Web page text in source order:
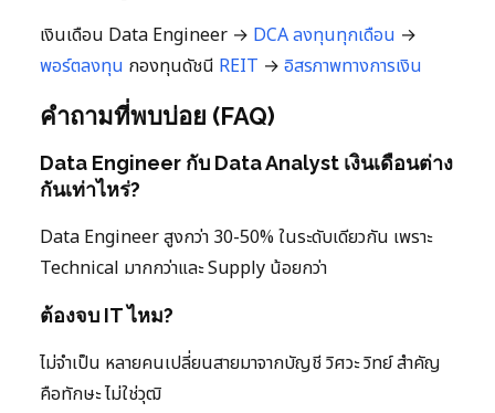
เงินเดือน Data Engineer → DCA ลงทุนทุกเดือน →
พอร์ตลงทุน กองทุนดัชนี REIT → อิสรภาพทางการเงิน
คำถามที่พบบ่อย (FAQ)
Data Engineer กับ Data Analyst เงินเดือนต่าง
กันเท่าไหร่?
Data Engineer สูงกว่า 30-50% ในระดับเดียวกัน เพราะ
Technical มากกว่าและ Supply น้อยกว่า
ต้องจบ IT ไหม?
ไม่จำเป็น หลายคนเปลี่ยนสายมาจากบัญชี วิศวะ วิทย์ สำคัญ
คือทักษะ ไม่ใช่วุฒิ